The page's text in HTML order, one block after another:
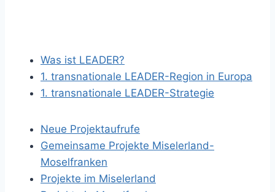
Was ist LEADER?
1. transnationale LEADER-Region in Europa
1. transnationale LEADER-Strategie
Neue Projektaufrufe
Gemeinsame Projekte Miselerland-
Moselfranken
Projekte im Miselerland